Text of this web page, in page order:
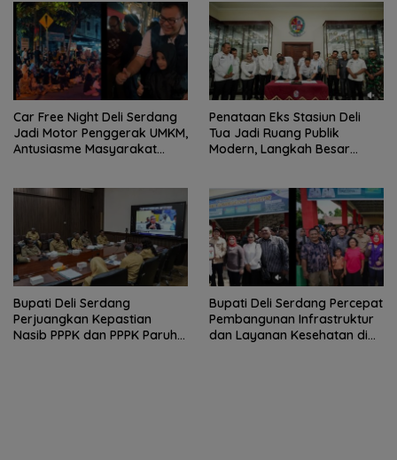
Car Free Night Deli Serdang
Jadi Motor Penggerak UMKM,
Antusiasme Masyarakat
Penataan Eks Stasiun Deli
Tua Jadi Ruang Publik
Modern, Langkah Besar
Bupati Deli Serdang
Perjuangkan Kepastian
Nasib PPPK dan PPPK Paruh
Bupati Deli Serdang Percepat
Pembangunan Infrastruktur
dan Layanan Kesehatan di